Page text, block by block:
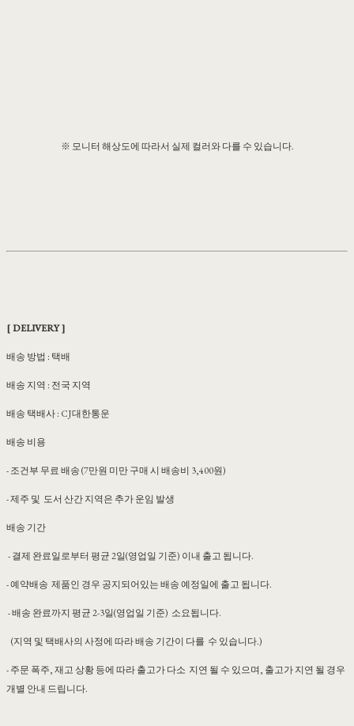
※ 모니터 해상도에 따라서 실제 컬러와 다를 수 있습니다.
[ DELIVERY ]
배송 방법 : 택배
배송 지역 : 전국 지역
배송 택배사 : CJ대한통운
배송 비용
- 조건부 무료 배송 (7만원 미만 구매 시 배송비 3,400원)
- 제주 및 도서 산간 지역은 추가 운임 발생
배송 기간
- 결제 완료일로부터 평균 2일(영업일 기준) 이내 출고 됩니다.
- 예약배송 제품인 경우 공지되어있는 배송 예정일에 출고 됩니다.
- 배송 완료까지 평균 2-3일(영업일 기준) 소요됩니다.
(지역 및 택배사의 사정에 따라 배송 기간이 다를 수 있습니다.)
- 주문 폭주, 재고 상황 등에 따라 출고가 다소 지연 될 수 있으며, 출고가 지연 될 경우
개별 안내 드립니다.